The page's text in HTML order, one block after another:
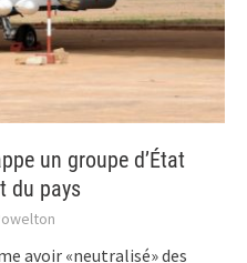
un groupe d’État
du pays
avoir «neutralisé» des